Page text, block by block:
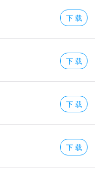
很多可以得到很快速的闯
和硬币;
形式的游戏让我设计让整
新元素；
入了神奇的毛毯带你在空
题灵活思考选择解题的方
下 载
下 载
下 载
下 载